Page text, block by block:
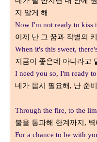
지 알게 해
Now I'm not ready to kiss
이제 난 그 꿈과 작별의
When it's this sweet,
지금이 좋은데 아니라고
I need you so, I'm ready
네가 몹시 필요해, 난 준
Through the fire, to the
불을 통과해 한계까지,
For a chance to be with